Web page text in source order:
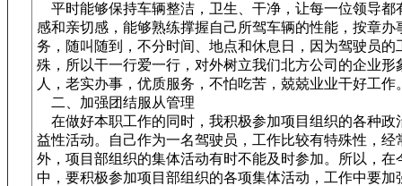
平时能够保持车辆整洁，卫生、干净，让每一位领导都
感和亲切感，能够熟练撑握自己所驾车辆的性能，按章办
务，随叫随到，不分时间、地点和休息日，因为驾驶员的
殊，所以干一行爱一行，对外树立我们北方公司的企业形
人，老实办事，优质服务，不怕吃苦，兢兢业业干好工作
二、加强团结服从管理
在做好本职工作的同时，我积极参加项目组织的各种政
益性活动。自己作为一名驾驶员，工作比较有特殊性，经
外，项目部组织的集体活动有时不能及时参加。所以，在
中，要积极参加项目部组织的各项集体活动，工作中要加